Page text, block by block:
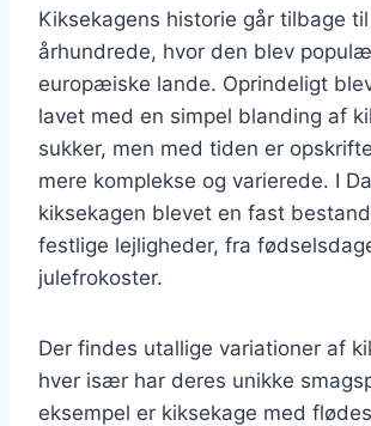
Kiksekagens historie går tilbage
århundrede, hvor den blev
europæiske lande. Oprindeligt
lavet med en simpel blanding af
sukker, men med tiden er
mere komplekse og varierede. I
kiksekagen blevet en fast
festlige lejligheder, fra
julefrokoster.
Der findes utallige variationer af
hver især har deres unikke
eksempel er kiksekage med